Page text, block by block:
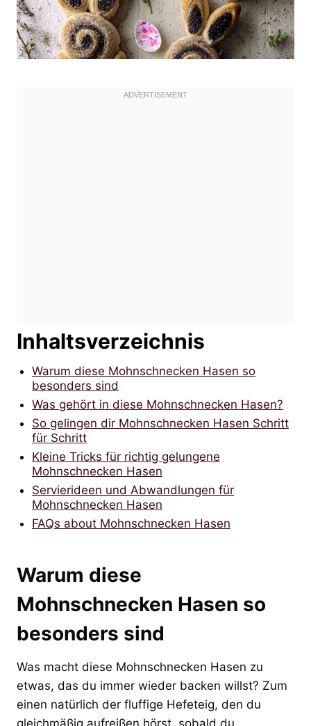
Inhaltsverzeichnis
Warum diese Mohnschnecken Hasen so
besonders sind
Was gehört in diese Mohnschnecken Hasen?
So gelingen dir Mohnschnecken Hasen Schritt
für Schritt
Kleine Tricks für richtig gelungene
Mohnschnecken Hasen
Servierideen und Abwandlungen für
Mohnschnecken Hasen
FAQs about Mohnschnecken Hasen
Warum diese
Mohnschnecken Hasen so
besonders sind
Was macht diese Mohnschnecken Hasen zu
etwas, das du immer wieder backen willst? Zum
einen natürlich der fluffige Hefeteig, den du
gleichmäßig aufreißen hörst, sobald du